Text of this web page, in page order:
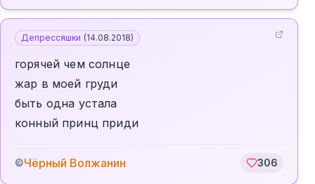
Депрессяшки (14.08.2018)
горячей чем солнце
жар в моей груди
быть одна устала
конный принц приди
©Чёрный Волжанин 306